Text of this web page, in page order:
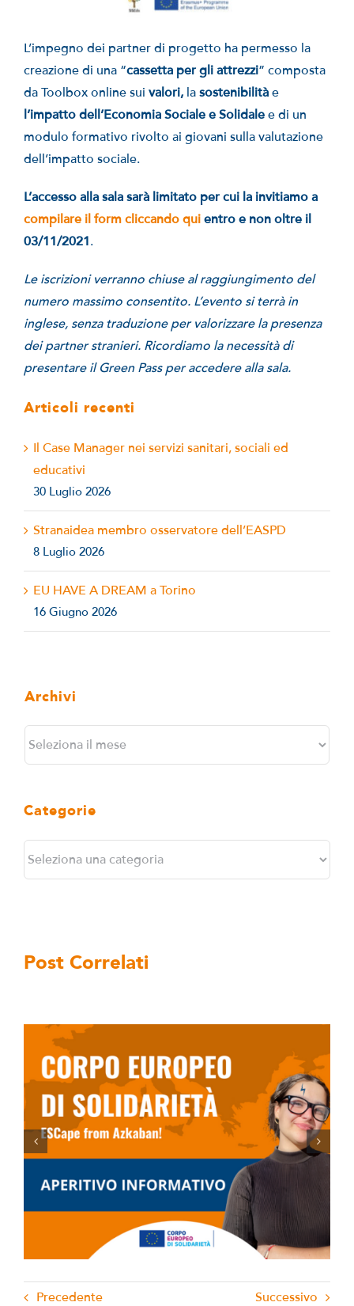
L’impegno dei partner di progetto ha permesso la
creazione di una “cassetta per gli attrezzi” composta
da Toolbox online sui valori, la sostenibilità e
l’impatto dell’Economia Sociale e Solidale e di un
modulo formativo rivolto ai giovani sulla valutazione
dell’impatto sociale.
L’accesso alla sala sarà limitato per cui la invitiamo a
compilare il form cliccando qui entro e non oltre il
03/11/2021.
Le iscrizioni verranno chiuse al raggiungimento del
numero massimo consentito. L’evento si terrà in
inglese, senza traduzione per valorizzare la presenza
dei partner stranieri. Ricordiamo la necessità di
presentare il Green Pass per accedere alla sala.
Articoli recenti
Il Case Manager nei servizi sanitari, sociali ed
educativi
30 Luglio 2026
Stranaidea membro osservatore dell’EASPD
8 Luglio 2026
EU HAVE A DREAM a Torino
16 Giugno 2026
Archivi
Archivi
Categorie
Post Correlati
Aperitivo Informativo ESC 2023
Precedente Successivo